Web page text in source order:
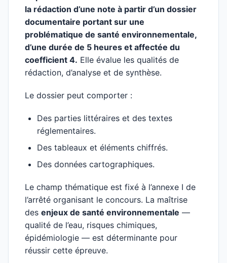
la rédaction d’une note à partir d’un dossier
documentaire portant sur une
problématique de santé environnementale,
d’une durée de 5 heures et affectée du
coefficient 4. Elle évalue les qualités de
rédaction, d’analyse et de synthèse.
Le dossier peut comporter :
Des parties littéraires et des textes
réglementaires.
Des tableaux et éléments chiffrés.
Des données cartographiques.
Le champ thématique est fixé à l’annexe I de
l’arrêté organisant le concours. La maîtrise
des enjeux de santé environnementale —
qualité de l’eau, risques chimiques,
épidémiologie — est déterminante pour
réussir cette épreuve.